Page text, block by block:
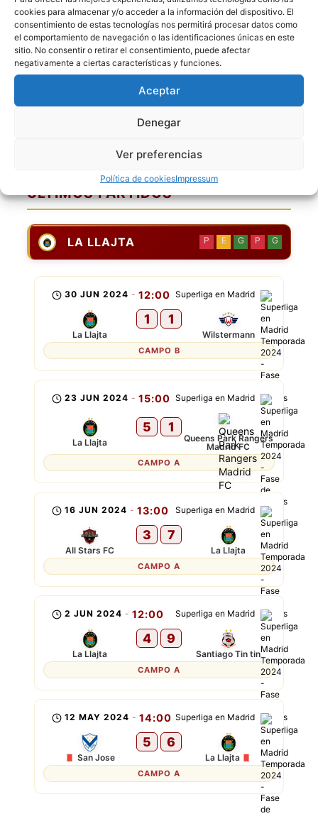
cookies para almacenar y/o acceder a la información del dispositivo. El
consentimiento de estas tecnologías nos permitirá procesar datos como
el comportamiento de navegación o las identificaciones únicas en este
sitio. No consentir o retirar el consentimiento, puede afectar
negativamente a ciertas características y funciones.
Aceptar
Denegar
Ver preferencias
Política de cookiesImpressum
[8] Moises Borja
[14] Gaston Pedraza
[17] Aron Walter Garcia
[24] Jhon Sandoval
[26] Lucas Daniel Arabel
[27] Rodrigo Choque
[52] Javier Lozano Galindo
ÚLTIMOS PARTIDOS
LA LLAJTA P E G P G
Superliga en Madrid
30 JUN 2024 - 12:00
La Llajta
1 1
Wilstermann
CAMPO B
Superliga en Madrid
23 JUN 2024 - 15:00
La Llajta
5 1
Queens Park Rangers
Madrid FC
CAMPO A
Superliga en Madrid
16 JUN 2024 - 13:00
All Stars FC
3 7
La Llajta
CAMPO A
Superliga en Madrid
2 JUN 2024 - 12:00
La Llajta
4 9
Santiago Tin tin
CAMPO A
Superliga en Madrid
12 MAY 2024 - 14:00
San Jose
5 6
La Llajta
CAMPO A